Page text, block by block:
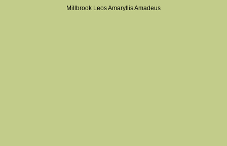
Millbrook Leos Amaryllis Amadeus